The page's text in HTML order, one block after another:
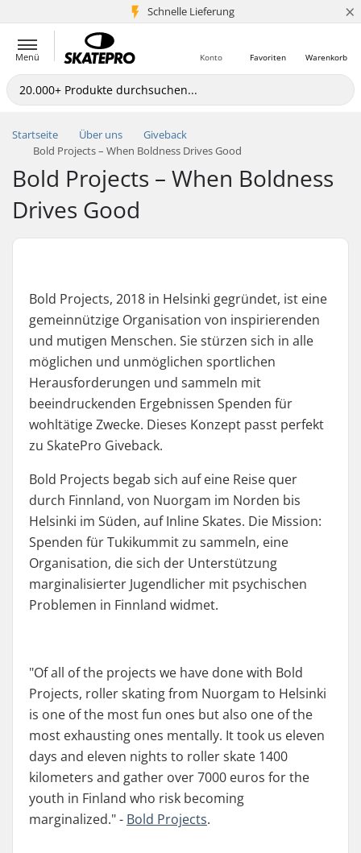
Schnelle Lieferung
5+ Mio. Kunden ×
Menü Warenkorb
Favoriten
Konto
Startseite Über uns
Giveback
Bold Projects – When Boldness Drives Good
Bold Projects – When Boldness
Drives Good
Bold Projects, 2018 in Helsinki gegründet, ist eine
gemeinnützige Organisation von inspirierenden
und mutigen Menschen. Sie stürzen sich in alle
möglichen und unmöglichen sportlichen
Herausforderungen und sammeln mit
beeindruckenden Ergebnissen Spenden für
wohltätige Zwecke. Dieses Konzept passt perfekt
zu SkatePro Giveback.
Bold Projects begab sich auf eine Reise quer
durch Finnland, von Nuorgam im Norden bis
Helsinki im Süden, auf Inline Skates. Die Mission:
Spenden für Tukikummit zu sammeln, eine
Organisation, die sich der Unterstützung
marginalisierter Jugendlicher mit psychischen
Problemen in Finnland widmet.
"Of all of the projects we have done with Bold
Projects, roller skating from Nuorgam to Helsinki
is one of the most fun ones but also one of the
most exhausting ones mentally. It took us eleven
days and eleven nights to roller skate 1400
kilometers and gather over 7000 euros for the
youth in Finland who risk becoming
marginalized." - Bold Projects.